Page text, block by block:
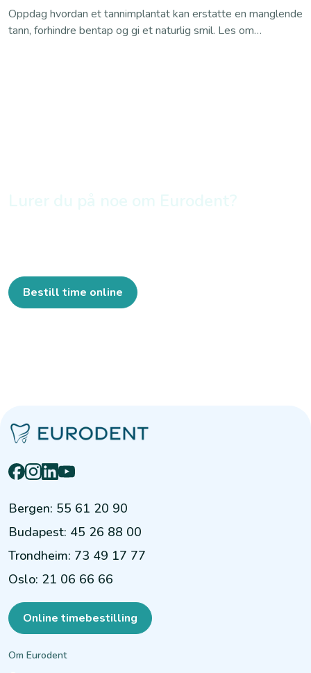
Oppdag hvordan et tannimplantat kan erstatte en manglende
tann, forhindre bentap og gi et naturlig smil. Les om
Lurer du på noe om Eurodent?
Bestill time online
Bergen: 55 61 20 90
Budapest: 45 26 88 00
Trondheim: 73 49 17 77
Oslo: 21 06 66 66
Online timebestilling
Om Eurodent